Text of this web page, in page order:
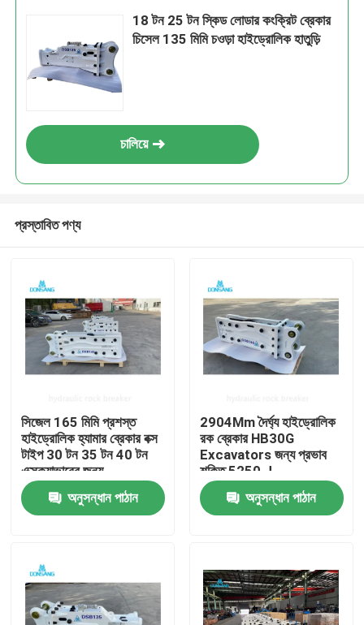
বাড়ি
পণ্য
18 টন 25 টন স্কিড লোডার কংক্রিট ব্রেকার
চিসেল 135 মিমি চওড়া হাইড্রোলিক হাতুড়ি
চালিয়ে
প্রস্তাবিত পণ্য
সিজেল 165 মিমি প্রশস্ত
হাইড্রোলিক হ্যামার ব্রেকার বক্স
টাইপ 30 টন 35 টন 40 টন
এক্সক্যাভারের জন্য
অনুসন্ধান পাঠান
2904Mm দৈর্ঘ্য হাইড্রোলিক
রক ব্রেকার HB30G
Excavators জন্য প্রভাব
শক্তি 5250 J
অনুসন্ধান পাঠান